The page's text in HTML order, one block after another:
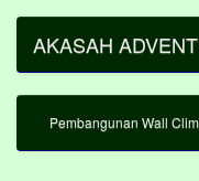
AKASAH
Pembangunan Wall